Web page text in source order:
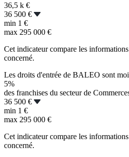
36,5 k €
36 500 €
min 1 €
max 295 000 €
Cet indicateur compare les
concerné.
Les droits d'entrée de BALEO sont
5%
des franchises du secteur de
36 500 €
min 1 €
max 295 000 €
Cet indicateur compare les
concerné.